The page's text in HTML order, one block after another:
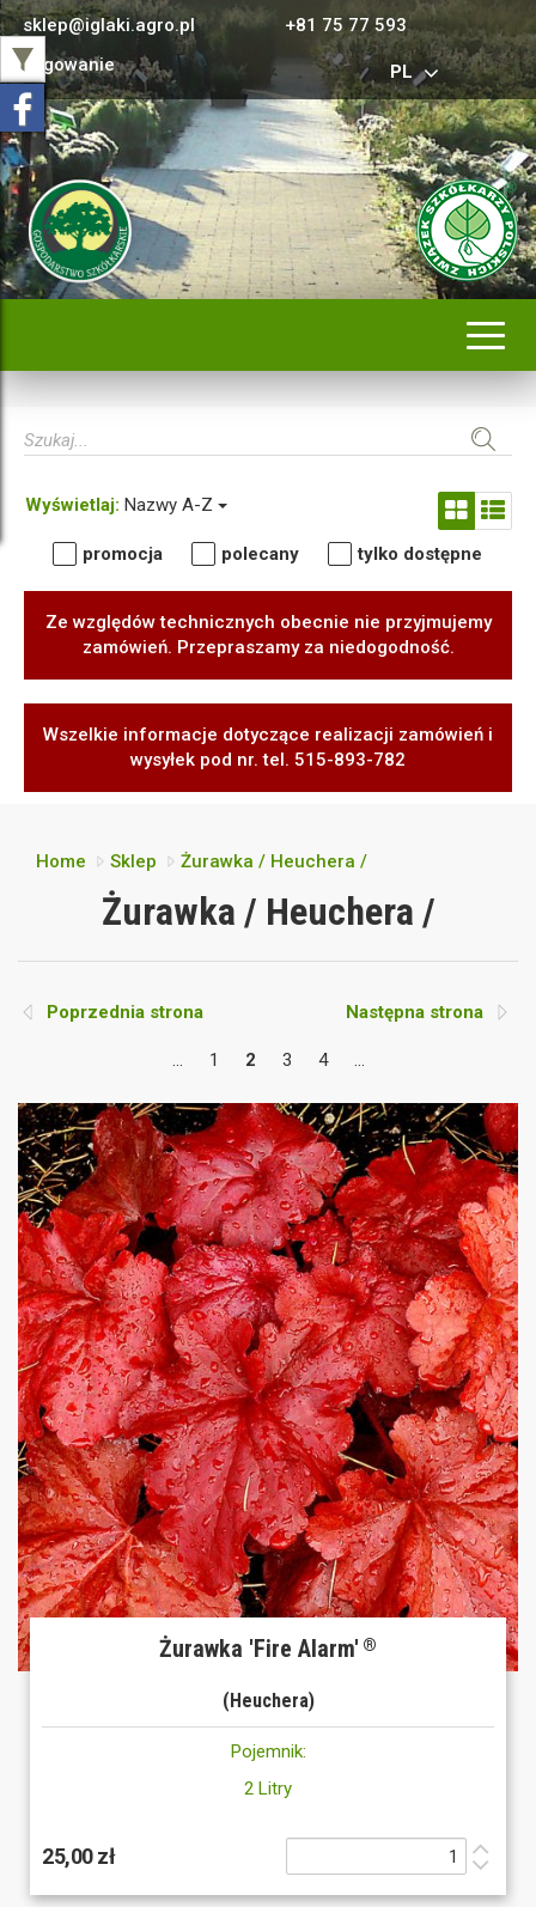
sklep@iglaki.agro.pl
+81 75 77 593
Logowanie
PL
Wyświetlaj: Nazwy A-Z
promocja polecany tylko dostępne
Ze względów technicznych obecnie nie przyjmujemy
zamówień. Przepraszamy za niedogodność.
Wszelkie informacje dotyczące realizacji zamówień i
wysyłek pod nr. tel. 515-893-782
Home Sklep Żurawka / Heuchera /
Żurawka / Heuchera /
Poprzednia strona
... 1 2 3 4 ...
Następna strona
Żurawka 'Fire Alarm' ®
(Heuchera)
Pojemnik:
2 Litry
25,00 zł